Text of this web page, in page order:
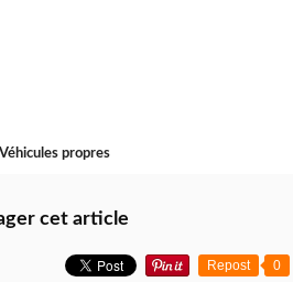
propres
cet article
Repost 0